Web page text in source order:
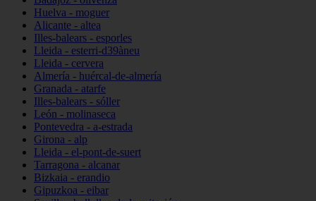
Huelva - moguer
Alicante - altea
Illes-balears - esporles
Lleida - esterri-d39àneu
Lleida - cervera
Almería - huércal-de-almería
Granada - atarfe
Illes-balears - sóller
León - molinaseca
Pontevedra - a-estrada
Girona - alp
Lleida - el-pont-de-suert
Tarragona - alcanar
Bizkaia - erandio
Gipuzkoa - eibar